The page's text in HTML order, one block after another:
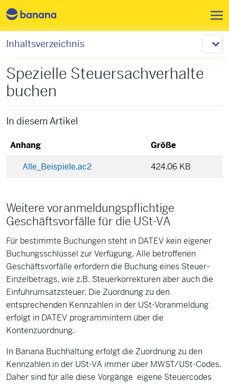
Spezielle Steuersachverhalte
buchen
In diesem Artikel
Anhang
Größe
Alle_Beispiele.ac2
424.06 KB
Weitere voranmeldungspflichtige
Geschäftsvorfälle für die USt-VA
Für bestimmte Buchungen steht in DATEV kein eigener
Buchungsschlüssel zur Verfügung. Alle betroffenen
Geschäftsvorfälle erfordern die Buchung eines Steuer-
Einzelbetrags, wie z.B. Steuerkorrekturen aber auch die
Einfuhrumsatzsteuer. Die Zuordnung zu den
entsprechenden Kennzahlen in der USt-Voranmeldung
erfolgt in DATEV programmintern über die
Kontenzuordnung.
In Banana Buchhaltung erfolgt die Zuordnung zu den
Kennzahlen in der USt-VA immer über MWST/USt-Codes.
Daher sind für alle diese Vorgänge eigene Steuercodes
Inhaltsverzeichnis